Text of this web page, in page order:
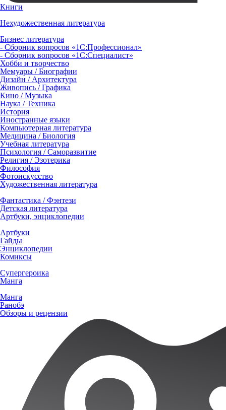
Книги
Нехудожественная литература
Бизнес литература
- Сборник вопросов «1С:Профессионал»
- Сборник вопросов «1С:Специалист»
Хобби и творчество
Мемуары / Биографии
Дизайн / Архитектура
Живопись / Графика
Кино / Музыка
Наука / Техника
История
Иностранные языки
Компьютерная литература
Медицина / Биология
Учебная литература
Психология / Саморазвитие
Религия / Эзотерика
Философия
Фотоискусство
Художественная литература
Фантастика / Фэнтези
Детская литература
Артбуки, энциклопедии
Артбуки
Гайды
Энциклопедии
Комиксы
Супергероика
Манга
Манга
Ранобэ
Обзоры и рецензии